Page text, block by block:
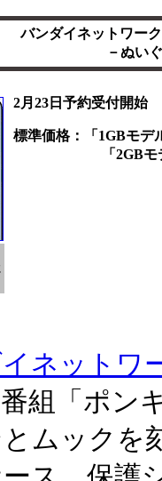
バンダイネットワー
－ぬい
2月23日予約受付開始
標準価格：「1GBモデ
「2GBモデル
ネットワ
組「ポン
ムックを